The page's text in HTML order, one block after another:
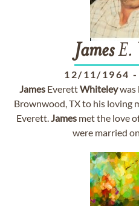
JamesE.
12/11/1964 -
James EverettWhiteleywas
Brownwood, TX to his loving
Everett.Jamesmet the love
were married